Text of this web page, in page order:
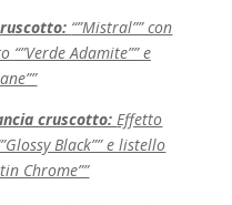
“”Mistral”” con
Adamite”” e
cruscotto:Effetto
Black”” e listello
Chrome””